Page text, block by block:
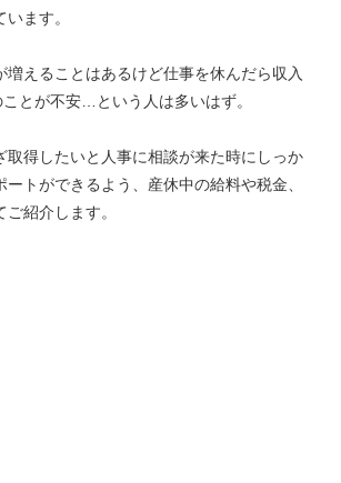
ます。
増えることはあるけど仕事を休んだら収入
ことが不安…という人は多いはず。
取得したいと人事に相談が来た時にしっか
ートができるよう、産休中の給料や税金、
紹介します。